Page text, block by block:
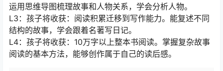
运用思维导图梳理故事和人物关系，学会分析人物。
L3：孩子将收获：阅读积累迁移到写作能力。能复述不同
结构的故事，学会跟着名著写日记。
L4：孩子将收获：10万字以上整本书阅读。掌握复杂故事
阅读的基本方法，能够创作属于自己的读后感。